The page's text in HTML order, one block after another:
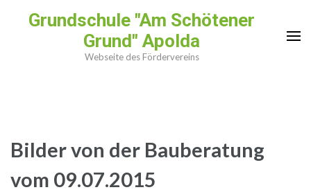
InhaltGrundschule "Am Schötener
Grund" Apolda
Webseite des Fördervereins
Bilder von der Bauberatung
vom 09.07.2015